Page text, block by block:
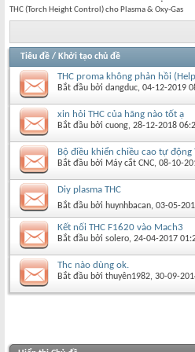
THC (Torch Height Control) cho Plasma & Oxy-Gas
Tiêu đề / Khởi tạo chủ đề
THC proma không phản hồi
Bắt đầu bởi dangduc‎, 04-12-2019
xin hỏi THC của hãng nào tốt ạ
Bắt đầu bởi cuong‎, 28-12-2018
Bộ điều khiển chiều cao tự động
Bắt đầu bởi Máy cắt CNC‎, 08-10-
Diy plasma THC
Bắt đầu bởi huynhbacan‎, 03-05-
Kết nối THC F1620 vào Mach3
Bắt đầu bởi solero‎, 24-04-2017
Thc nào dùng ok.
Bắt đầu bởi thuyên1982‎, 30-09-